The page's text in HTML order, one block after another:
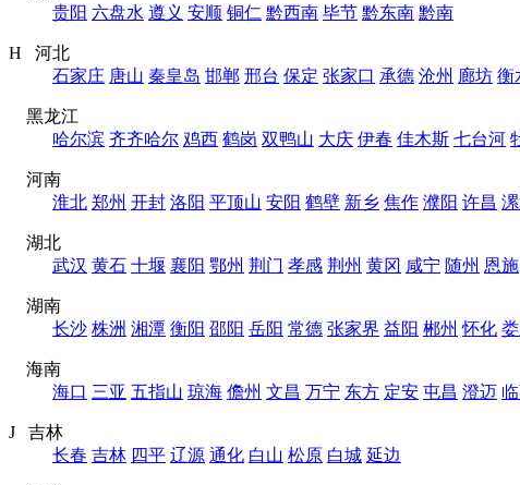
贵阳 六盘水 遵义 安顺 铜仁 黔西南 毕节 黔东南 黔南
H 河北
石家庄 唐山 秦皇岛 邯郸 邢台 保定 张家口 承德 沧州 廊坊 衡
黑龙江
哈尔滨 齐齐哈尔 鸡西 鹤岗 双鸭山 大庆 伊春 佳木斯 七台河
河南
淮北 郑州 开封 洛阳 平顶山 安阳 鹤壁 新乡 焦作 濮阳 许昌
湖北
武汉 黄石 十堰 襄阳 鄂州 荆门 孝感 荆州 黄冈 咸宁 随州 恩施
湖南
长沙 株洲 湘潭 衡阳 邵阳 岳阳 常德 张家界 益阳 郴州 怀化
海南
海口 三亚 五指山 琼海 儋州 文昌 万宁 东方 定安 屯昌 澄迈
J 吉林
长春 吉林 四平 辽源 通化 白山 松原 白城 延边